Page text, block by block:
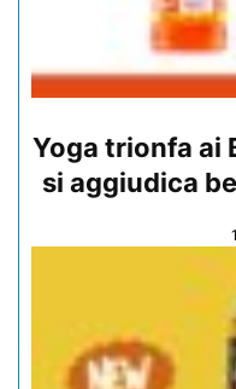
Yoga trionfa ai
si aggiudica